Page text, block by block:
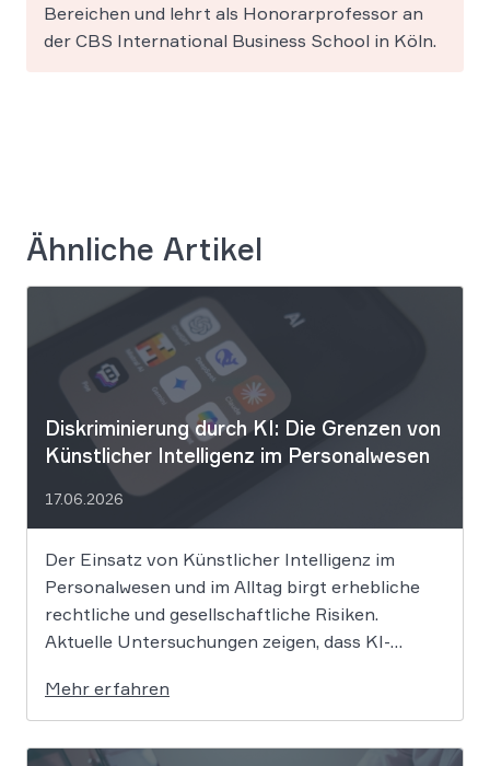
Bereichen und lehrt als Honorarprofessor an
der CBS International Business School in Köln.
Ähnliche Artikel
Diskriminierung durch KI: Die Grenzen von
Künstlicher Intelligenz im Personalwesen
17.06.2026
Der Einsatz von Künstlicher Intelligenz im
Personalwesen und im Alltag birgt erhebliche
rechtliche und gesellschaftliche Risiken.
Aktuelle Untersuchungen zeigen, dass KI-
Bewerbungsprozessen systematisch rassistisch
aussortieren und Frauen zu geringeren
Gehaltsforderungen raten. Diese digitalen
Mehr erfahren